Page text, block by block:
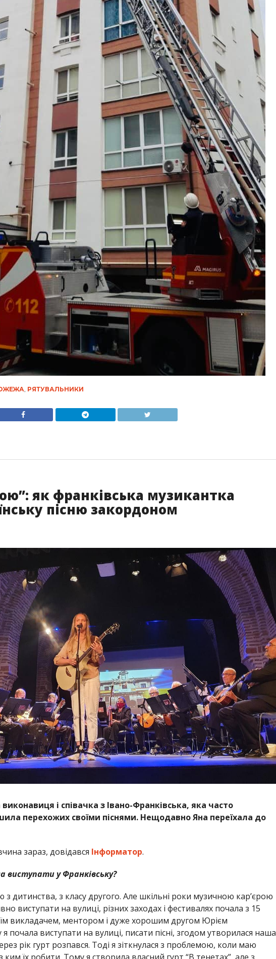
РЯТУВАЛЬНИКИ
як франківська музикантка
пісню закордоном
і співачка з Івано-Франківська, яка часто
перехожих своїми піснями. Нещодавно Яна переїхала до
зараз, довідався Інформатор.
виступати у Франківську?
з дитинства, з класу другого. Але шкільні роки музичною кар’єрою
виступати на вулиці, різних заходах і фестивалях почала з 15
викладачем, ментором і дуже хорошим другом Юрієм
почала виступати на вулиці, писати пісні, згодом утворилася наша
рік гурт розпався. Тоді я зіткнулася з проблемою, коли маю